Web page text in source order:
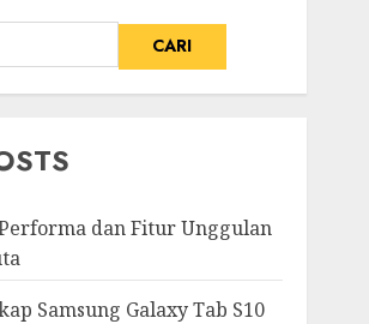
CARI
dan Fitur Unggulan
Samsung Galaxy Tab S10